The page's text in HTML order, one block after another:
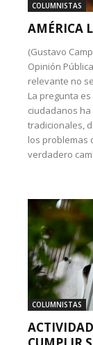
COLUMNISTAS
AMÉRICA
(Gustavo
Opinión
relevante no
La pregunta
ciudadanos
tradicionales,
los problemas
verdadero
COLUMNISTAS